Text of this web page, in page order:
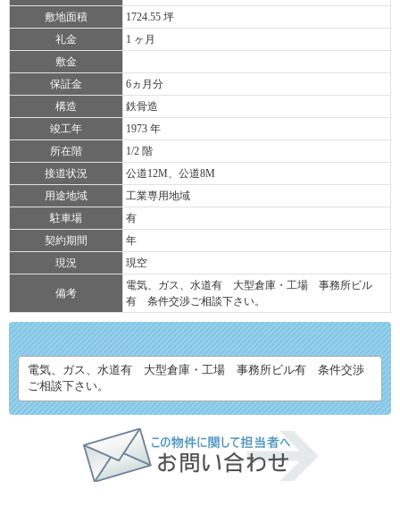
敷地面積
1724.55 坪
礼金
1 ヶ月
敷金
保証金
6ヵ月分
構造
鉄骨造
竣工年
1973 年
所在階
1/2 階
接道状況
公道12M、公道8M
用途地域
工業専用地域
駐車場
有
契約期間
年
現況
現空
備考
電気、ガス、水道有 大型倉庫・工場 事務所ビル
有 条件交渉ご相談下さい。
電気、ガス、水道有 大型倉庫・工場 事務所ビル有 条件交渉
ご相談下さい。